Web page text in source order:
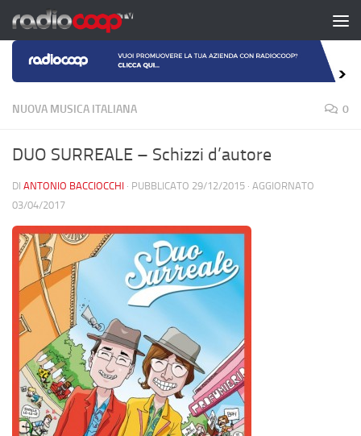
Salta al contenuto
NUOVA MUSICA ITALIANA 0
DUO SURREALE – Schizzi d’autore
DI ANTONIO BACCIOCCHI · PUBBLICATO 29/12/2015 · AGGIORNATO
03/04/2017